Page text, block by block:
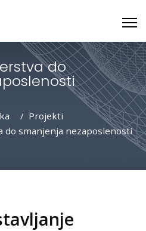
do
Projekti
do smanjenja nezaposlenosti